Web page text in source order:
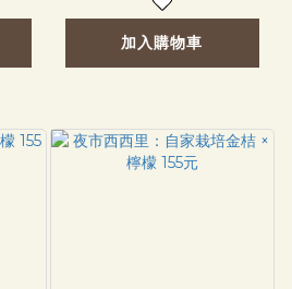
加入購物車